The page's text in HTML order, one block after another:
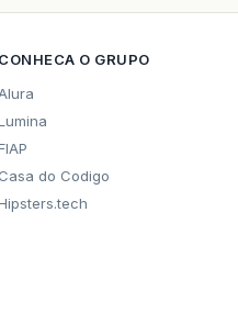
CONHECA O GRUPO
Casa do Codigo